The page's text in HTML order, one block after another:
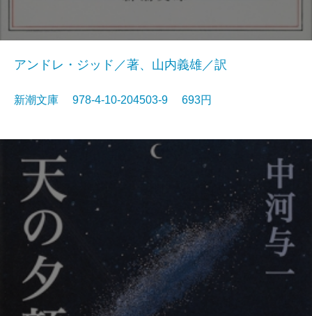
アンドレ・ジッド／著、山内義雄／訳
新潮文庫 978-4-10-204503-9 693円